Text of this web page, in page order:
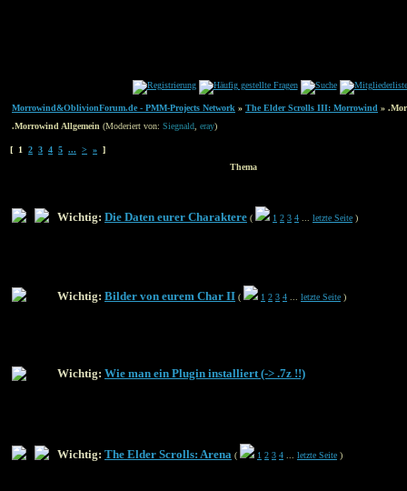
Morrowind&OblivionForum.de - PMM-Projects Network » The Elder Scrolls III: Morrowind »
.Morrowind Allgemein (Moderiert von: Siegnald eray)
[ 1 2 3 4 5 ... > » ]
Thema
Wichtig: Die Daten eurer Charaktere ( 1 2 3 4 letzte Seite )
Wichtig: Bilder von eurem Char II ( 1 2 3 4 letzte Seite )
Wichtig: Wie man ein Plugin installiert (-> .7z !!)
Wichtig: The Elder Scrolls: Arena ( 1 2 3 4 letzte Seite )